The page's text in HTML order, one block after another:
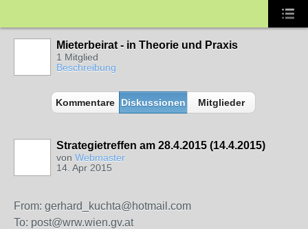
Mieterbeirat - in Theorie und Praxis
1 Mitglied
Beschreibung
Kommentare Diskussionen Mitglieder
Strategietreffen am 28.4.2015 (14.4.2015)
von Webmaster
14. Apr 2015
From: gerhard_kuchta@hotmail.com
To: post@wrw.wien.gv.at